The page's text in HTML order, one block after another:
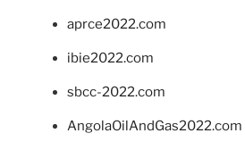
aprce2022.com
ibie2022.com
sbcc-2022.com
AngolaOilAndGas2022.com